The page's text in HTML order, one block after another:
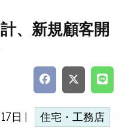
、新規顧客開
日 | 住宅・工務店